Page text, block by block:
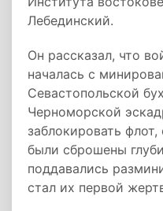
Лебединский.
Он рассказал, что
началась с
Севастопольской
Черноморской
заблокировать
были сброшены
поддавались
стал их первой